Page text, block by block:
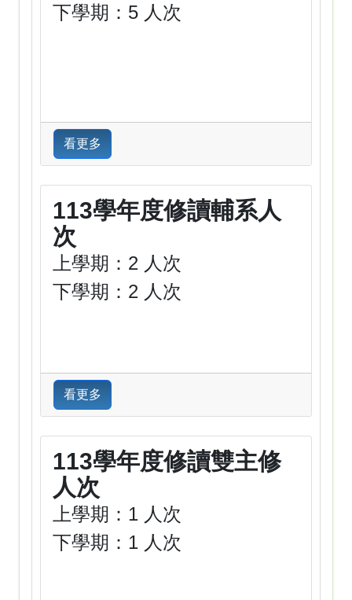
下學期：5 人次
看更多
113學年度修讀輔系人
次
上學期：2 人次
下學期：2 人次
看更多
113學年度修讀雙主修
人次
上學期：1 人次
下學期：1 人次